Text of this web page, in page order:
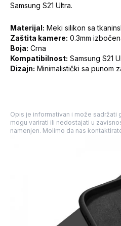
Samsung S21 Ultra.
Materijal: Meki silikon sa
Zaštita kamere: 0.3mm
Boja: Crna
Kompatibilnost: Samsung S21
Dizajn: Minimalistički sa punom
Opis je informativan i može sadržati
mogu varirati ili nedostajati u
namenjen. Molimo da nas